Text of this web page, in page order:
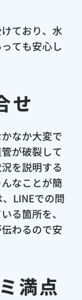
ており、水
ても安心し
せ
なか大変で
が破裂して
を説明する
なことが簡
LINEでの問
る箇所を、
わるので安
満点